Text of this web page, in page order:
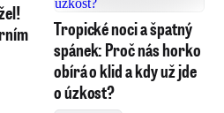
Tropické noci a špatný
spánek: Proč nás horko
obírá o klid a kdy už jde
o úzkost?